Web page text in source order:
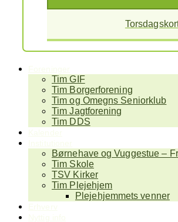
Tim GIF
Tim Borgerforening
Tim og Omegns Seniorklub
Tim Jagtforening
Tim DDS
Børnehave og Vuggestue –
Tim Skole
TSV Kirker
Tim Plejehjem
Plejehjemmets venner